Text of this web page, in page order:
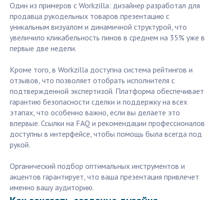
Один из примеров с Workzilla: дизайнер разработал для
продавца рукодельных товаров презентацию с
уникальным визуалом и динамичной структурой, что
увеличило кликабельность пинов в среднем на 35% уже в
первые две недели.
Кроме того, в Workzilla доступна система рейтингов и
отзывов, что позволяет отобрать исполнителя с
подтвержденной экспертизой. Платформа обеспечивает
гарантию безопасности сделки и поддержку на всех
этапах, что особенно важно, если вы делаете это
впервые. Ссылки на FAQ и рекомендации профессионалов
доступны в интерфейсе, чтобы помощь была всегда под
рукой.
Органический подбор оптимальных инструментов и
акцентов гарантирует, что ваша презентация привлечет
именно вашу аудиторию.